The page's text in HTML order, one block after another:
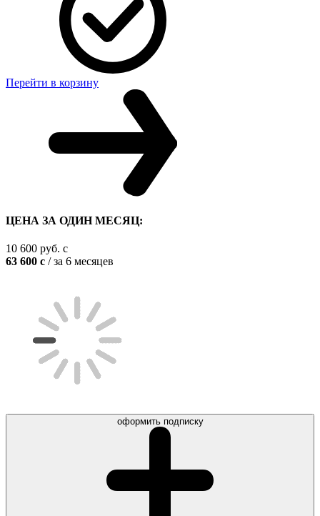
Перейти в корзину
ЦЕНА ЗА ОДИН МЕСЯЦ:
10 600 руб. c
63 600 c / за 6 месяцев
оформить подписку